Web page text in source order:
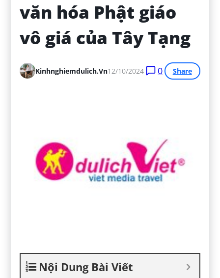
văn hóa Phật giáo
vô giá của Tây Tạng
Kinhnghiemdulich.vn12/10/2024 0 Share
Nội Dung Bài Viết